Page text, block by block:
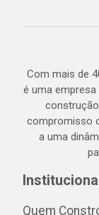
Com mais de
é uma
compromisso
a uma
Quem